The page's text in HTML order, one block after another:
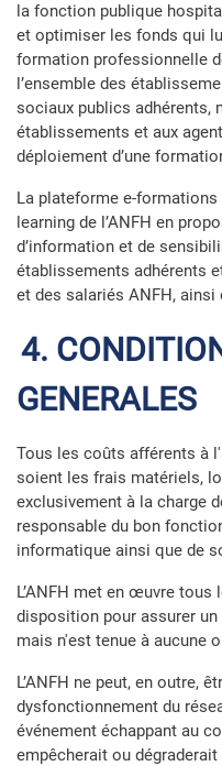
la fonction publique
et optimiser les fonds qui
formation professionnelle
l’ensemble des
sociaux publics adhérents,
établissements et aux
déploiement d’une
La plateforme e-formations
learning de l’ANFH en
d’information et de
établissements adhérents
et des salariés ANFH, ainsi
4.
GENERALES
Tous les coûts afférents à
soient les frais matériels,
exclusivement à la charge
responsable du bon
informatique ainsi que de
L’ANFH met en œuvre
disposition pour assurer
mais n'est tenue à aucune
L’ANFH ne peut, en outre,
dysfonctionnement du
événement échappant au
empêcherait ou